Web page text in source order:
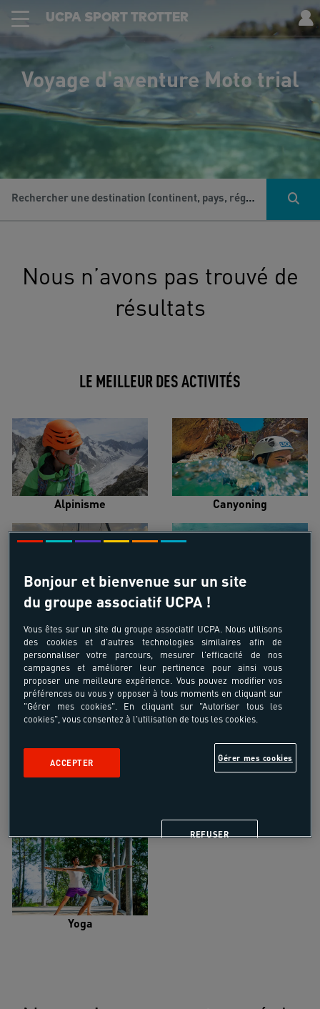
UCPA SPORT TROTTER
Voyage d'aventure Moto trial
Rechercher une destination (continent, pays, région...), une activité...
Nous n’avons pas trouvé de
résultats
LE MEILLEUR DES ACTIVITÉS
Alpinisme Canyoning
Croisière voilier Kayak de mer
Trail Trek-Randonnée pédestre
Vélo de randonnée
Yoga
Bonjour et bienvenue sur un site
du groupe associatif UCPA !
Vous êtes sur un site du groupe associatif UCPA. Nous utilisons
des cookies et d'autres technologies similaires afin de
personnaliser votre parcours, mesurer l'efficacité de nos
campagnes et améliorer leur pertinence pour ainsi vous
proposer une meilleure expérience. Vous pouvez modifier vos
préférences ou vous y opposer à tous moments en cliquant sur
"Gérer mes cookies". En cliquant sur "Autoriser tous les
cookies", vous consentez à l'utilisation de tous les cookies.
Gérer mes cookies
REFUSER
ACCEPTER